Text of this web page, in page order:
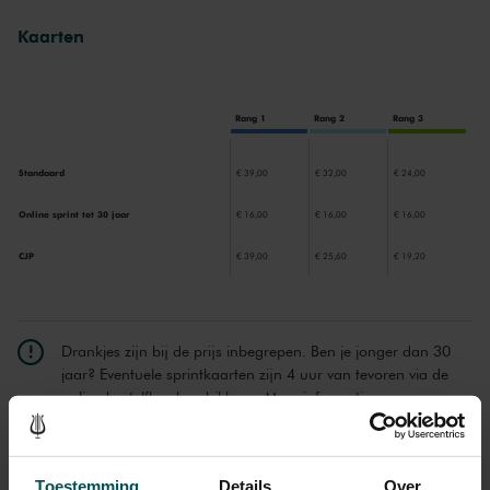
Toestemming Details Over
Kaarten
Rang 1 Rang 2 Rang 3
Standaard € 39,00 € 32,00 € 24,00
Online sprint tot 30 jaar € 16,00 € 16,00 € 16,00
CJP € 39,00 € 25,60 € 19,20
Drankjes zijn bij de prijs inbegrepen. Ben je jonger dan 30
jaar? Eventuele sprintkaarten zijn 4 uur van tevoren via de
online bestelflow beschikbaar.Meer informatie over
Prijzen zijn exclusief transactiekosten: € 5 per bestelling. Wilt
u rolstoelplaatsen bestellen? Mail naar